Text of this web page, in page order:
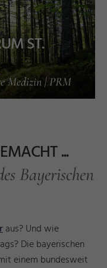
ST.
Medizin | PRM
...
Bayerischen
aus? Und wie
Die bayerischen
einem bundesweit